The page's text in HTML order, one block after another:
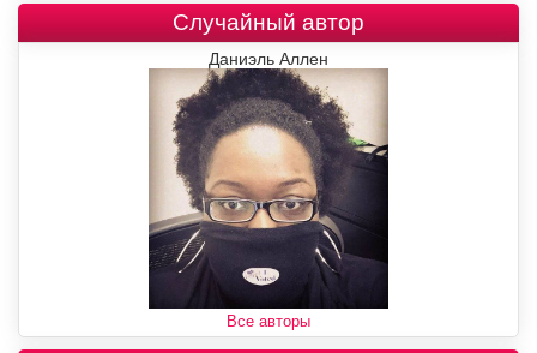
Случайный автор
Даниэль Аллен
Все авторы